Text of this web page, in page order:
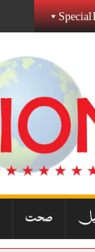
Special
صحت